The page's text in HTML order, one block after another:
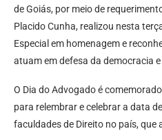
de Goiás, por meio de
Placido Cunha, realizou nesta
Especial em homenagem e
atuam em defesa da democracia
O Dia do Advogado é
para relembrar e celebrar a data
faculdades de Direito no país, que